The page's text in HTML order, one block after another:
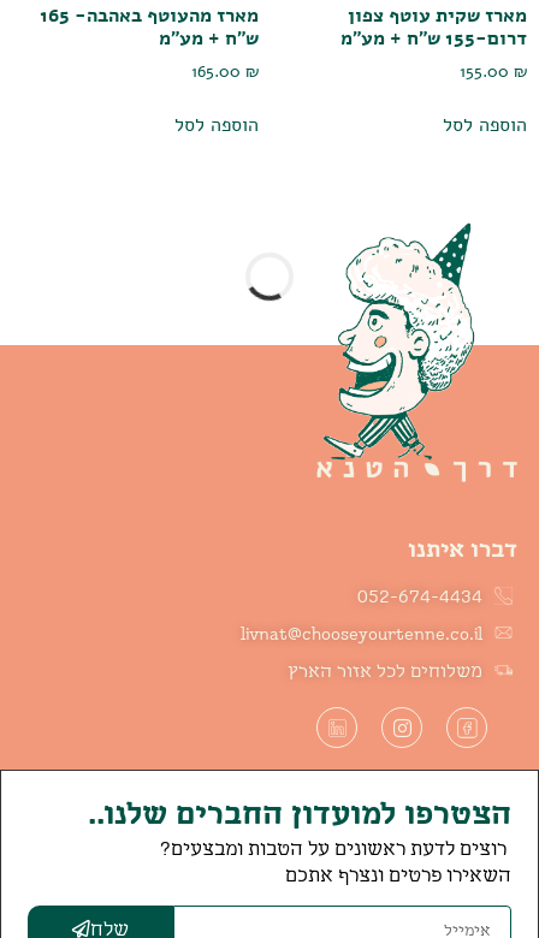
מארז שקית עוטף צפון
דרום-155 ש"ח + מע"מ
155.00 ₪
הוספה לסל
מארז מהעוטף באהבה- 165
ש"ח + מע"מ
165.00₪
הוספה לסל
מארז השק של ישראל-175
175.00₪
הוספה לסל